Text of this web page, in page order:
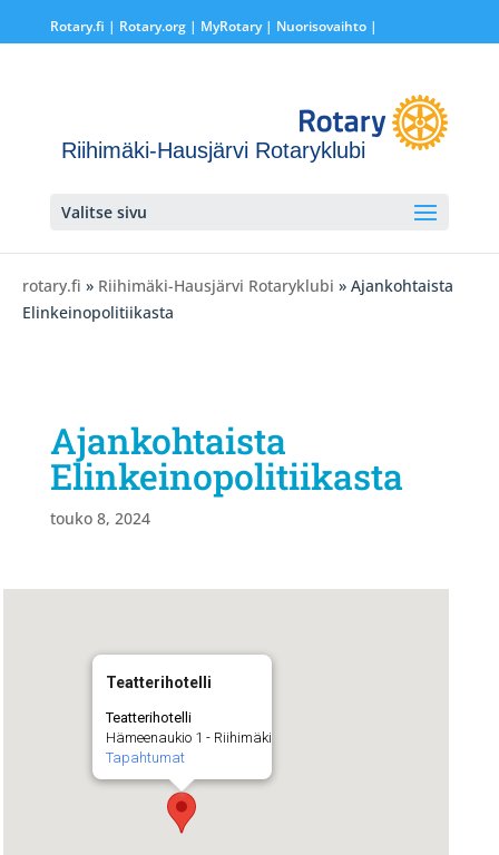
Rotary.fi | Rotary.org| MyRotary | Nuorisovaihto|
Riihimäki-Hausjärvi Rotaryklubi
Valitse sivu
rotary.fi » Riihimäki-Hausjärvi Rotaryklubi » Ajankohtaista
Elinkeinopolitiikasta
Ajankohtaista
Elinkeinopolitiikasta
touko 8, 2024
Teatterihotelli
Teatterihotelli
Hämeenaukio 1 - Riihimäki
Tapahtumat